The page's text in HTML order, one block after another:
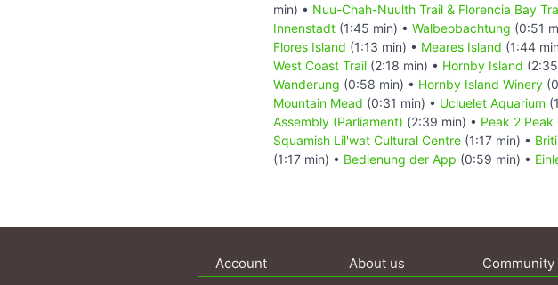
min) • Nuu-Chah-Nuulth Trail & Florencia Bay
Innenstadt (1:45 min) • Walbeobachtung (0:51
Flores Island (1:13 min) • Meares Island (1:44
West Coast Trail (2:18 min) • Hornby Island
Wanderung (0:58 min) • Hornby Island Winery
Mountain Mead (0:31 min) • Ucluelet Aquarium
Assembly (Parliament) (2:39 min) • Peak 2 Peak
Squamish Lil'wat Cultural Centre (1:17 min) •
(1:17 min) • Bedienung der App (0:59 min) •
Account About us Community